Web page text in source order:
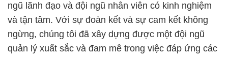
ngũ lãnh đạo và đội ngũ nhân viên có kinh nghiệm
và tận tâm. Với sự đoàn kết và sự cam kết không
ngừng, chúng tôi đã xây dựng được một đội ngũ
quản lý xuất sắc và đam mê trong việc đáp ứng các